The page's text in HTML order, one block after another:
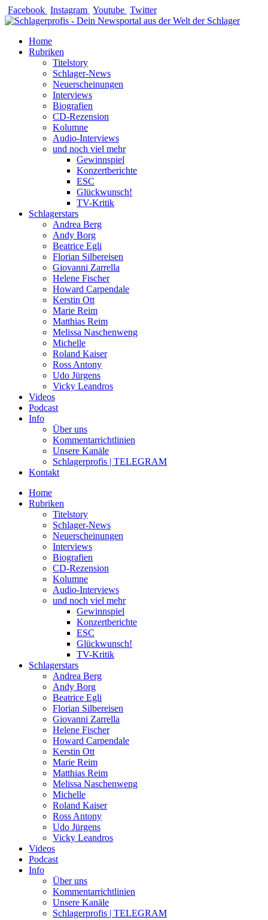
Zum
Inhalt
Facebook Instagram Youtube Twitter
Home
Rubriken
Titelstory
Schlager-News
Neuerscheinungen
Interviews
Biografien
CD-Rezension
Kolumne
Audio-Interviews
und noch viel mehr
Gewinnspiel
Konzertberichte
ESC
Glückwunsch!
TV-Kritik
Schlagerstars
Andrea Berg
Andy Borg
Beatrice Egli
Florian Silbereisen
Giovanni Zarrella
Helene Fischer
Howard Carpendale
Kerstin Ott
Marie Reim
Matthias Reim
Melissa Naschenweng
Michelle
Roland Kaiser
Ross Antony
Udo Jürgens
Vicky Leandros
Videos
Podcast
Info
Über uns
Kommentarrichtlinien
Unsere Kanäle
Schlagerprofis | TELEGRAM
Kontakt
Home
Rubriken
Titelstory
Schlager-News
Neuerscheinungen
Interviews
Biografien
CD-Rezension
Kolumne
Audio-Interviews
und noch viel mehr
Gewinnspiel
Konzertberichte
ESC
Glückwunsch!
TV-Kritik
Schlagerstars
Andrea Berg
Andy Borg
Beatrice Egli
Florian Silbereisen
Giovanni Zarrella
Helene Fischer
Howard Carpendale
Kerstin Ott
Marie Reim
Matthias Reim
Melissa Naschenweng
Michelle
Roland Kaiser
Ross Antony
Udo Jürgens
Vicky Leandros
Videos
Podcast
Info
Über uns
Kommentarrichtlinien
Unsere Kanäle
Schlagerprofis | TELEGRAM